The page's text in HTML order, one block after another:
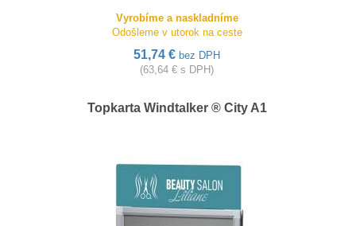
Vyrobíme a naskladníme
Odošleme v utorok na ceste
51,74 € bez DPH
(63,64 € s DPH)
Topkarta Windtalker ® City A1